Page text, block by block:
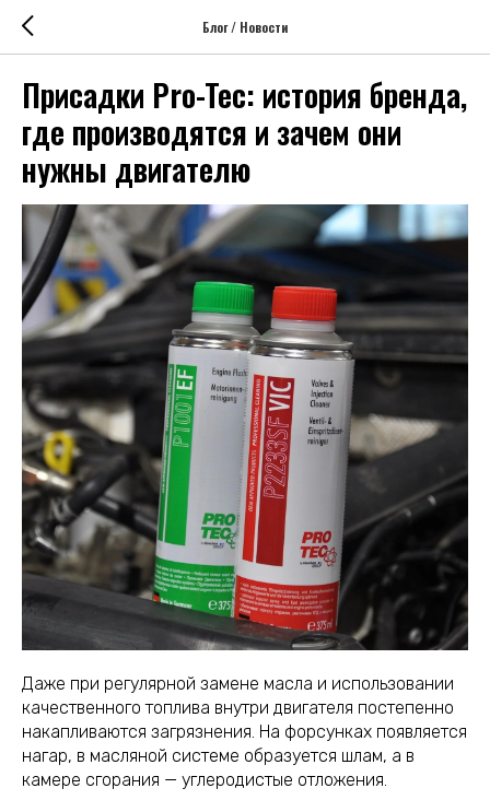
Блог / Новости
Присадки Pro-Tec: история бренда,
где производятся и зачем они
нужны двигателю
Даже при регулярной замене масла и использовании
качественного топлива внутри двигателя постепенно
накапливаются загрязнения. На форсунках появляется
нагар, в масляной системе образуется шлам, а в
камере сгорания — углеродистые отложения.